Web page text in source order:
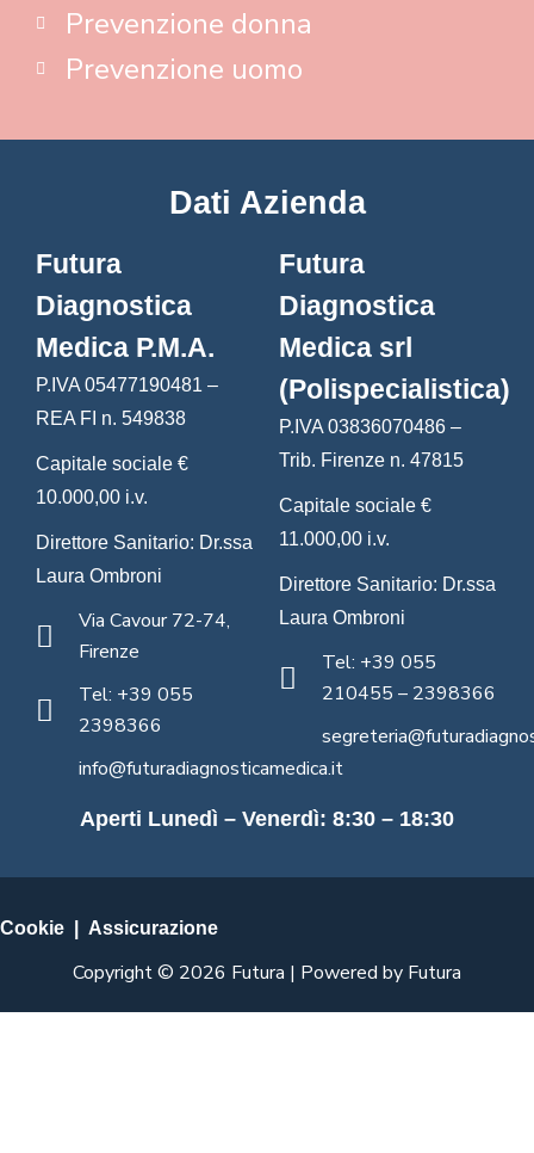
Prevenzione donna
Prevenzione uomo
Dati Azienda
Futura
Diagnostica
Medica P.M.A.
P.IVA 05477190481 –
REA FI n. 549838
Capitale sociale €
10.000,00 i.v.
Direttore Sanitario: Dr.ssa
Laura Ombroni
Via Cavour 72-74,
Firenze
Tel: +39 055
2398366
info@futuradiagnosticamedica.it
Futura
Diagnostica
Medica srl
(Polispecialistica)
P.IVA 03836070486 –
Trib. Firenze n. 47815
Capitale sociale €
11.000,00 i.v.
Direttore Sanitario: Dr.ssa
Laura Ombroni
Tel: +39 055
210455 – 2398366
Aperti Lunedì – Venerdì: 8:30 – 18:30
Cookie Assicurazione
Copyright © 2026 Futura | Powered by Futura